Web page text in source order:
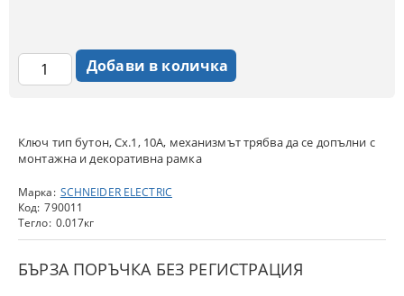
Ключ тип бутон, Сх.1, 10A, механизмът трябва да се допълни с
монтажна и декоративна рамка
Марка: SCHNEIDER ELECTRIC
Код: 790011
Тегло: 0.017кг
БЪРЗА ПОРЪЧКА БЕЗ РЕГИСТРАЦИЯ